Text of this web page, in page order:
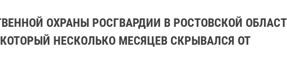
ОХРАНЫ РОСГВАРДИИ В РОСТОВСКОЙ
НЕСКОЛЬКО МЕСЯЦЕВ СКРЫВАЛСЯ ОТ